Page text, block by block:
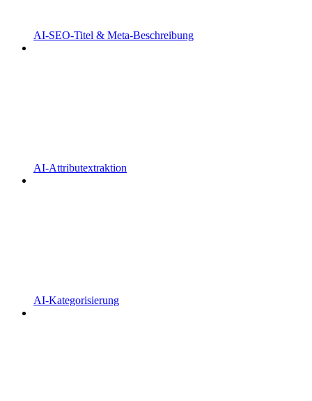
AI-SEO-Titel & Meta-Beschreibung
AI-Attributextraktion
AI-Kategorisierung